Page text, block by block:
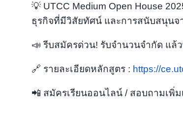
💡 UTCC Medium Open House
ธุรกิจที่มีวิสัยทัศน์ และการสนับสนุนจ
📣 รีบสมัครด่วน! รับจำนวนจำกัด แล้
🔗 รายละเอียดหลักสูตร : https://
📲 สมัครเรียนออนไลน์ / สอบถามเพิ่ม